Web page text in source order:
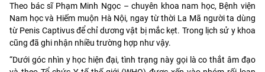
Theo bác sĩ Phạm Minh Ngọc – chuyên khoa nam học, Bệnh viện
Nam học và Hiếm muộn Hà Nội, ngay từ thời La Mã người ta dùng
từ Penis Captivus để chỉ dương vật bị mắc kẹt. Trong lịch sử y khoa
cũng đã ghi nhận nhiều trường hợp như vậy.
“Dưới góc nhìn y học hiện đại, tình trạng này gọi là co thắt âm đạo